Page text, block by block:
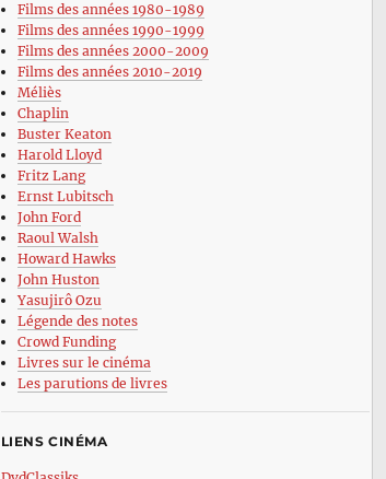
Films des années 1980-1989
Films des années 1990-1999
Films des années 2000-2009
Films des années 2010-2019
Méliès
Chaplin
Buster Keaton
Harold Lloyd
Fritz Lang
Ernst Lubitsch
John Ford
Raoul Walsh
Howard Hawks
John Huston
Yasujirô Ozu
Légende des notes
Crowd Funding
Livres sur le cinéma
Les parutions de livres
LIENS CINÉMA